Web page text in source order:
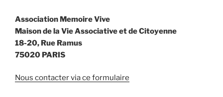
Association Memoire Vive
Maison de la Vie Associative et de Citoyenne
18-20, Rue Ramus
75020 PARIS
Nous contacter via ce formulaire